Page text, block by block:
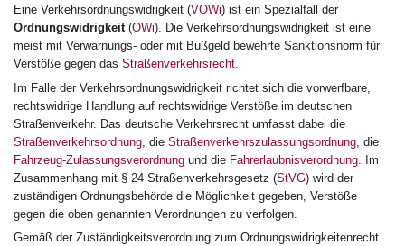
Eine Verkehrsordnungswidrigkeit (VOWi) ist ein Spezialfall der
Ordnungswidrigkeit(OWi). Die Verkehrsordnungswidrigkeit ist eine
meist mit Verwarnungs- oder mit Bußgeld bewehrte Sanktionsnorm für
Verstöße gegen das Straßenverkehrsrecht.
Im Falle der Verkehrsordnungswidrigkeit richtet sich die vorwerfbare,
rechtswidrige Handlung auf rechtswidrige Verstöße im deutschen
Straßenverkehr. Das deutsche Verkehrsrecht umfasst dabei die
Straßenverkehrsordnung , die Straßenverkehrszulassungsordnung , die
Fahrzeug-Zulassungsverordnung und die Fahrerlaubnisverordnung . Im
Zusammenhang mit § 24 Straßenverkehrsgesetz (StVG) wird der
zuständigen Ordnungsbehörde die Möglichkeit gegeben, Verstöße
gegen die oben genannten Verordnungen zu verfolgen.
Gemäß der Zuständigkeitsverordnung zum Ordnungswidrigkeitenrecht